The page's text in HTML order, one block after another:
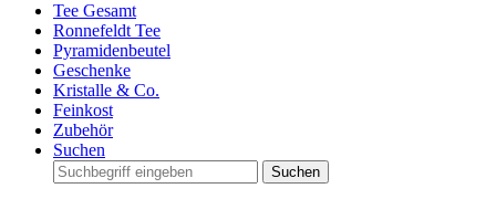
Tee Gesamt
Ronnefeldt Tee
Pyramidenbeutel
Geschenke
Kristalle & Co.
Feinkost
Zubehör
Suchen
Suchen